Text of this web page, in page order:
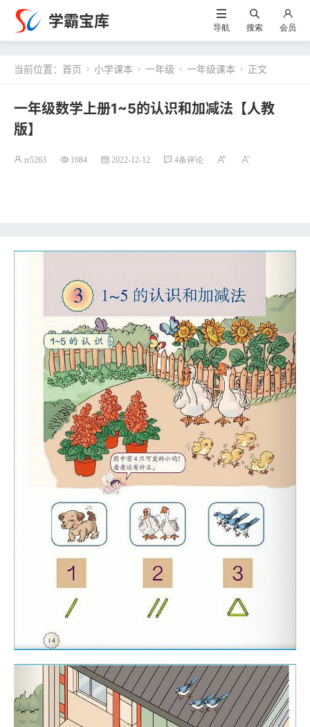
学霸宝库 导航 搜索 会员
当前位置： 首页  小学课本  一年级  一年级课本  正文
一年级数学上册1~5的认识和加减法【人教
版】
rr5263 1084 2022-12-12 4条评论